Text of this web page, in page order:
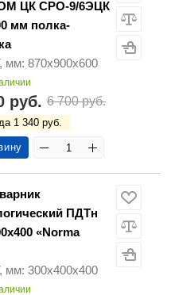
ЦК СРО-9/6ЭЦК
мм полка-
мм: 870х900х600
руб. 6 700 руб.
1 340 руб.
ПДТн
«Norma
мм: 300х400х400